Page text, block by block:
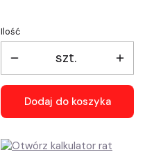
Ilość
szt.
Dodaj do koszyka